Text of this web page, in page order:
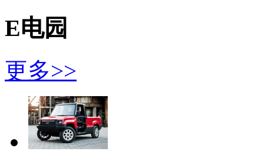
E电园
更多>>